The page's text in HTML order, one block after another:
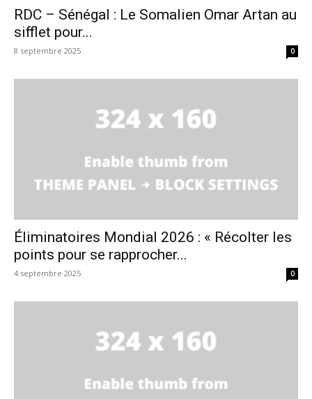
RDC – Sénégal : Le Somalien Omar Artan au
sifflet pour...
8 septembre 2025 0
Éliminatoires Mondial 2026 : « Récolter les
points pour se rapprocher...
4 septembre 2025 0